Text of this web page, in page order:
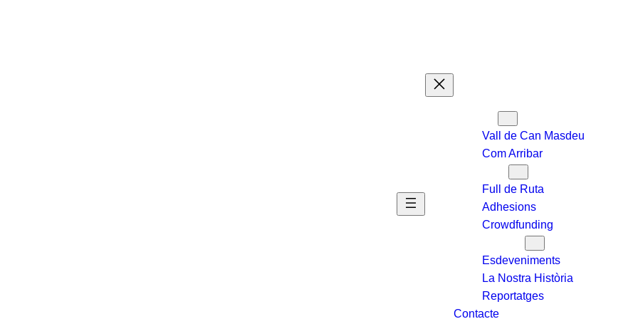
Vall de Can Masdeu
Com Arribar
Full de Ruta
Adhesions
Crowdfunding
Esdeveniments
La Nostra Història
Reportatges
Contacte